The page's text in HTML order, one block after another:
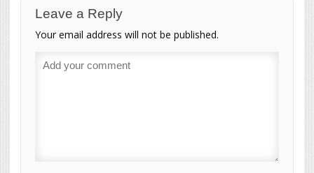
Leave a Reply
Your email address will not be published.